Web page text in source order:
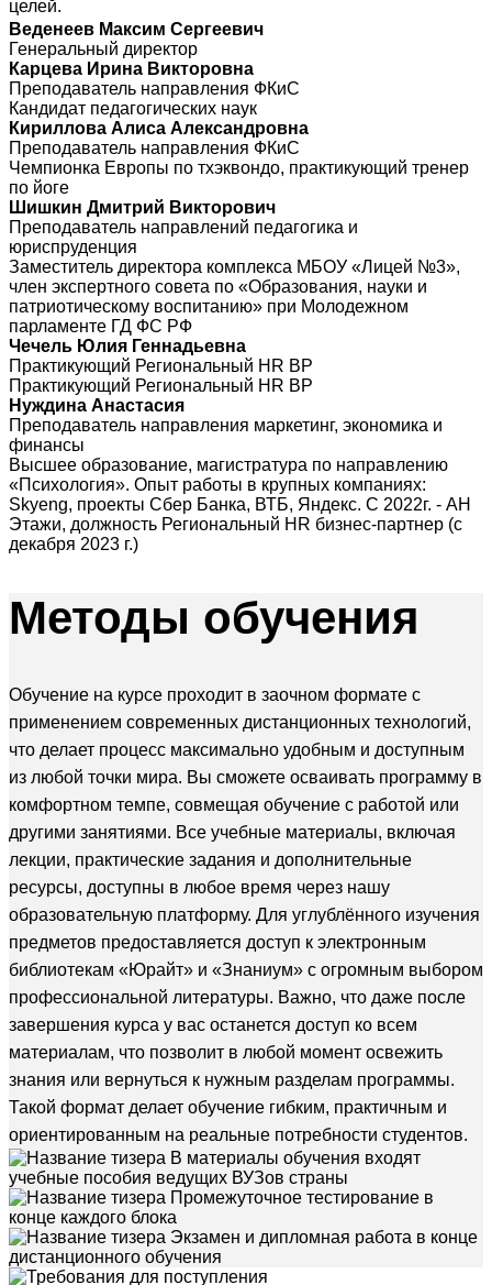
целей.
Веденеев Максим Сергеевич
Генеральный директор
Карцева Ирина Викторовна
Преподаватель направления ФКиС
Кандидат педагогических наук
Кириллова Алиса Александровна
Преподаватель направления ФКиС
Чемпионка Европы по тхэквондо, практикующий тренер
по йоге
Шишкин Дмитрий Викторович
Преподаватель направлений педагогика и
юриспруденция
Заместитель директора комплекса МБОУ «Лицей №3»,
член экспертного совета по «Образования, науки и
патриотическому воспитанию» при Молодежном
парламенте ГД ФС РФ
Чечель Юлия Геннадьевна
Практикующий Региональный HR BP
Практикующий Региональный HR BP
Нуждина Анастасия
Преподаватель направления маркетинг, экономика и
финансы
Высшее образование, магистратура по направлению
«Психология». Опыт работы в крупных компаниях:
Skyeng, проекты Сбер Банка, ВТБ, Яндекс. С 2022г. - АН
Этажи, должность Региональный HR бизнес-партнер (с
декабря 2023 г.)
Методы обучения
Обучение на курсе проходит в заочном формате с
применением современных дистанционных технологий,
что делает процесс максимально удобным и доступным
из любой точки мира. Вы сможете осваивать программу в
комфортном темпе, совмещая обучение с работой или
другими занятиями. Все учебные материалы, включая
лекции, практические задания и дополнительные
ресурсы, доступны в любое время через нашу
образовательную платформу. Для углублённого изучения
предметов предоставляется доступ к электронным
библиотекам «Юрайт» и «Знаниум» с огромным выбором
профессиональной литературы. Важно, что даже после
завершения курса у вас останется доступ ко всем
материалам, что позволит в любой момент освежить
знания или вернуться к нужным разделам программы.
Такой формат делает обучение гибким, практичным и
ориентированным на реальные потребности студентов.
В материалы обучения входят
учебные пособия ведущих ВУЗов страны
Промежуточное тестирование в
конце каждого блока
Экзамен и дипломная работа в конце
дистанционного обучения